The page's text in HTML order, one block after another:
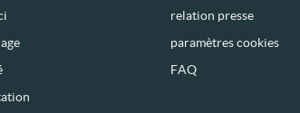
relation presse
paramètres cookies
FAQ